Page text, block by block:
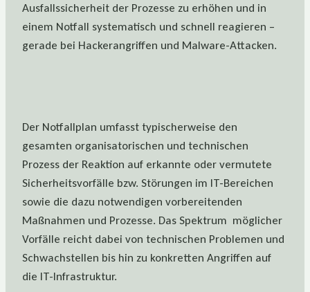
Ausfallssicherheit der Prozesse zu erhöhen und in
einem Notfall systematisch und schnell reagieren –
gerade bei Hackerangriffen und Malware-Attacken.
Der Notfallplan umfasst typischerweise den
gesamten organisatorischen und technischen
Prozess der Reaktion auf erkannte oder vermutete
Sicherheitsvorfälle bzw. Störungen im IT-Bereichen
sowie die dazu notwendigen vorbereitenden
Maßnahmen und Prozesse. Das Spektrum möglicher
Vorfälle reicht dabei von technischen Problemen und
Schwachstellen bis hin zu konkretten Angriffen auf
die IT-Infrastruktur.